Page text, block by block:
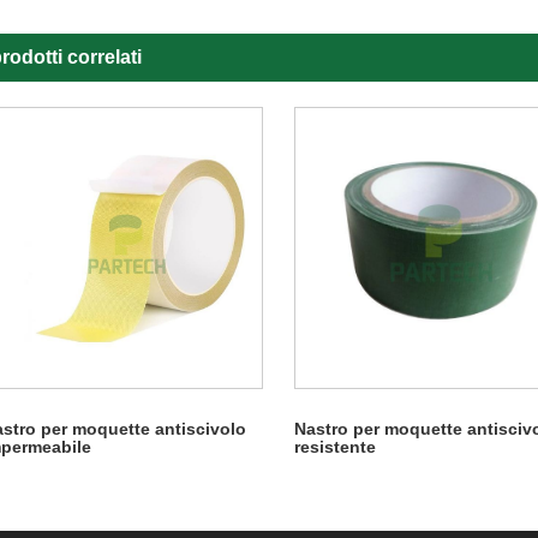
correlati
per moquette antiscivolo
Nastro per moquette
resistente